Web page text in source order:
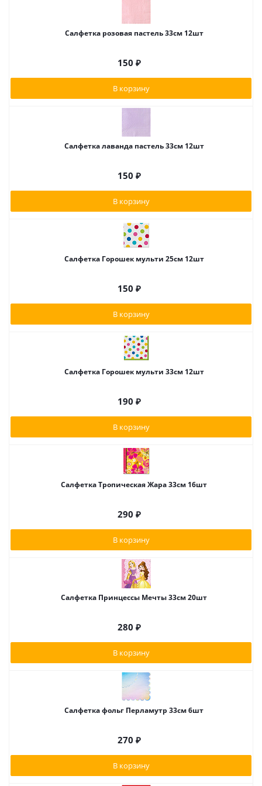
Салфетка розовая пастель 33см 12шт
150 ₽
В корзину
Салфетка лаванда пастель 33см 12шт
150 ₽
В корзину
Салфетка Горошек мульти 25см 12шт
150 ₽
В корзину
Салфетка Горошек мульти 33см 12шт
190 ₽
В корзину
Салфетка Тропическая Жара 33см 16шт
290 ₽
В корзину
Салфетка Принцессы Мечты 33см 20шт
280 ₽
В корзину
Салфетка фольг Перламутр 33см 6шт
270 ₽
В корзину